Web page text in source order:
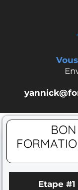
Etape #1